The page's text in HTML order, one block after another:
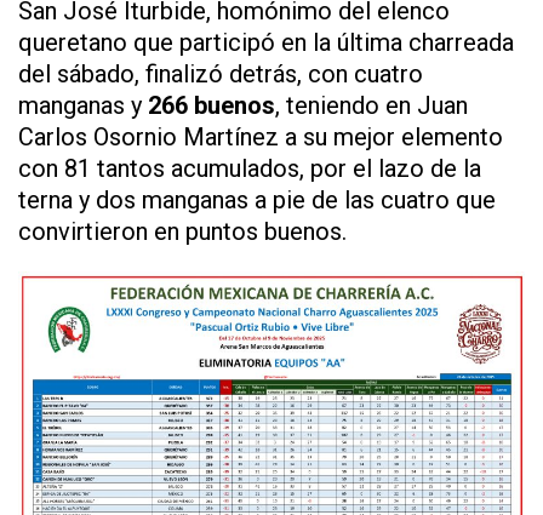
San José Iturbide, homónimo del elenco
queretano que participó en la última charreada
del sábado, finalizó detrás, con cuatro
manganas y 266 buenos, teniendo en Juan
Carlos Osornio Martínez a su mejor elemento
con 81 tantos acumulados, por el lazo de la
terna y dos manganas a pie de las cuatro que
convirtieron en puntos buenos.